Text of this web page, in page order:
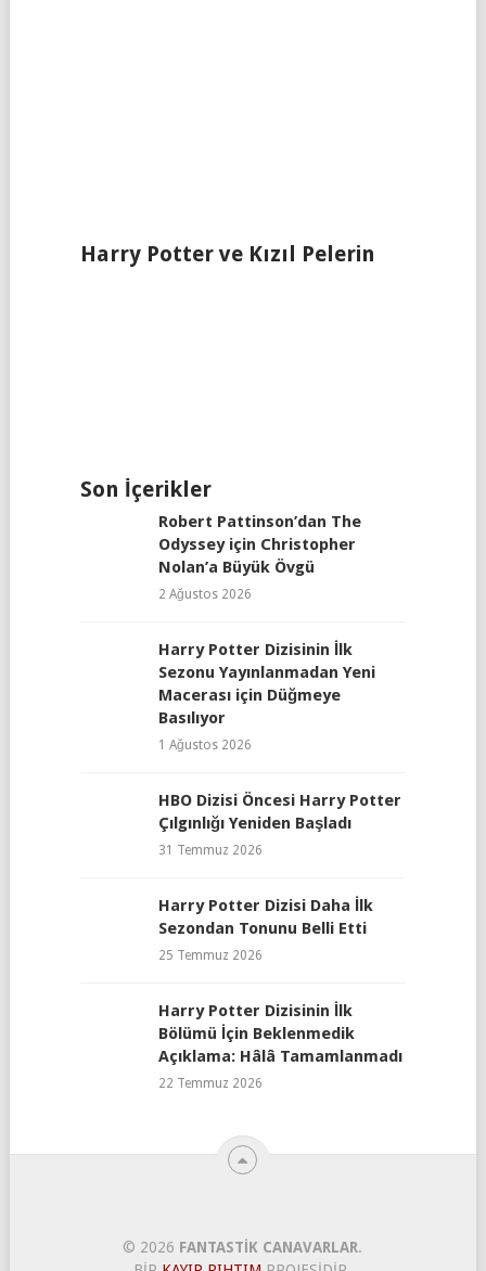
Harry Potter ve Kızıl Pelerin
Son İçerikler
Robert Pattinson’dan The
Odyssey için Christopher
Nolan’a Büyük Övgü
2 Ağustos 2026
Harry Potter Dizisinin İlk
Sezonu Yayınlanmadan Yeni
Macerası için Düğmeye
Basılıyor
1 Ağustos 2026
HBO Dizisi Öncesi Harry Potter
Çılgınlığı Yeniden Başladı
31 Temmuz 2026
Harry Potter Dizisi Daha İlk
Sezondan Tonunu Belli Etti
25 Temmuz 2026
Harry Potter Dizisinin İlk
Bölümü İçin Beklenmedik
Açıklama: Hâlâ Tamamlanmadı
22 Temmuz 2026
© 2026 FANTASTIK CANAVARLAR.